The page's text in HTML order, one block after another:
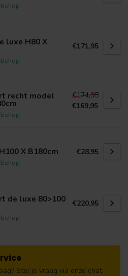
luxe H80 X €171,95
recht model
€174,95
€169,95
X B180cm €28,95
de luxe 80>100 €220,95
Stel je vraag via onze chat,